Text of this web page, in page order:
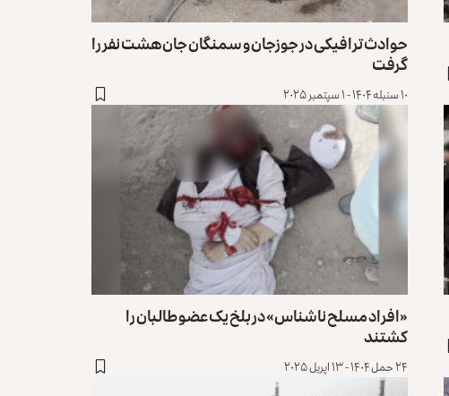
حوادث ترافیکی در جوزجان و سمنگان جان هشت نفر را
گرفت
۱۰ سنبله ۱۴۰۴ - ۱ سپتمبر ۲۰۲۵
«افراد مسلح ناشناس» در بلخ یک عضو طالبان را
کشتند
۲۴ حمل ۱۴۰۴ - ۱۳ اپریل ۲۰۲۵